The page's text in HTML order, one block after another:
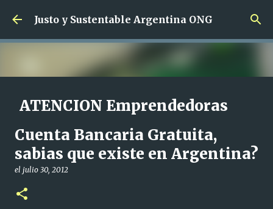
Ir al contenido principal
Justo y Sustentable Argentina ONG
ATENCION Emprendedoras
SIN Limites de edad !!!
eljunio 01, 2024
CAPACITACION SALIDA LABORAL CAPACITACION SIN CARGO
EMPRENDEDORAS
Cuenta Bancaria Gratuita,
sabias que existe en Argentina?
el julio 30, 2012